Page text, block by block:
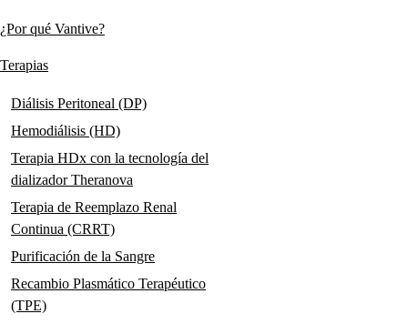
Main
navigation
¿Por qué Vantive?
Terapias
Diálisis Peritoneal (DP)
Hemodiálisis (HD)
Terapia HDx con la tecnología del
dializador Theranova
Terapia de Reemplazo Renal
Continua (CRRT)
Purificación de la Sangre
Recambio Plasmático Terapéutico
(TPE)